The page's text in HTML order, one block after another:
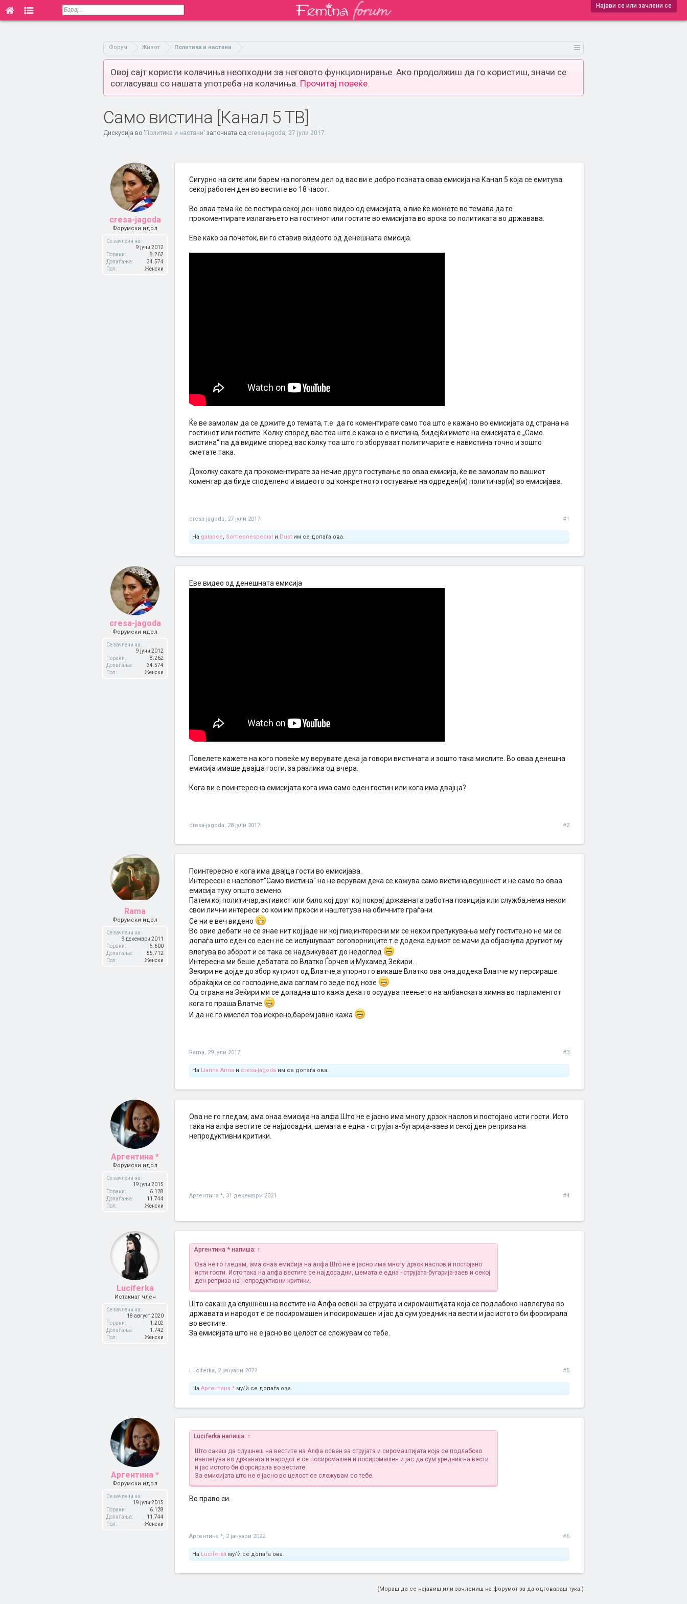
Најави се или зачлени се
Форум Живот Политика и настани
Овој сајт користи колачиња неопходни за неговото функционирање. Ако продолжиш да го користиш, значи се
согласуваш со нашата употреба на колачиња. Прочитај повеќе.
Само вистина [Канал 5 ТВ]
Дискусија во ' Политика и настани' започната од cresa-jagoda, 27 јули 2017.
cresa-jagoda
Форумски идол
Се зачлени на:
9 јуни 2012
Пораки:
8.262
Допаѓања:
34.574
Пол:
Женски
Сигурно на сите или барем на поголем дел од вас ви е добро позната оваа емисија на Канал 5 која се емитува
секој работен ден во вестите во 18 часот.
Во оваа тема ќе се постира секој ден ново видео од емисијата, а вие ќе можете во темава да го
прокоментирате излагањето на гостинот или гостите во емисијата во врска со политиката во државава.
Еве како за почеток, ви го ставив видеото од денешната емисија.
Ќе ве замолам да се држите до темата, т.е. да го коментирате само тоа што е кажано во емисијата од страна на
гостинот или гостите. Колку според вас тоа што е кажано е вистина, бидејќи името на емисијата е „Само
вистина“ па да видиме според вас колку тоа што го зборуваат политичарите е навистина точно и зошто
сметате така.
Доколку сакате да прокоментирате за нечие друго гостување во оваа емисија, ќе ве замолам во вашиот
коментар да биде споделено и видеото од конкретното гостување на одреден(и) политичар(и) во емисијава.
cresa-jagoda, 27 јули 2017 #1
На galapce, Someonespecial и Dust им се допаѓа ова.
cresa-jagoda
Форумски идол
Се зачлени на:
9 јуни 2012
Пораки:
8.262
Допаѓања:
34.574
Пол:
Женски
Еве видео од денешната емисија
Повелете кажете на кого повеќе му верувате дека ја говори вистината и зошто така мислите. Во оваа денешна
емисија имаше двајца гости, за разлика од вчера.
Кога ви е поинтересна емисијата кога има само еден гостин или кога има двајца?
cresa-jagoda, 28 јули 2017 #2
Rama
Форумски идол
Се зачлени на:
9 декември 2011
Пораки:
5.600
Допаѓања:
55.712
Пол:
Женски
Поинтересно е кога има двајца гости во емисијава.
Интересен е насловот"Само вистина" но не верувам дека се кажува само вистина,всушност и не само во оваа
емисија туку општо земено.
Патем кој политичар,активист или било кој друг кој покрај државната работна позиција или служба,нема некои
свои лични интереси со кои им пркоси и наштетува на обичните граѓани.
Се ни е веч видено
Во овие дебати не се знае нит кој јаде ни кој пие,интересни ми се некои препукувања меѓу гостите,но не ми се
допаѓа што еден со еден не се ислушуваат соговорниците т.е додека едниот се мачи да објаснува другиот му
влегува во зборот и се така се надвикуваат до недоглед
Интересна ми беше дебатата со Влатко Ѓорчев и Мухамед Зеќири.
Зекири не дојде до збор кутриот од Влатче,а упорно го викаше Влатко ова она,додека Влатче му персираше
обраќајки се со господине,ама саглам го зеде под нозе
Од страна на Зеќири ми се допадна што кажа дека го осудува пеењето на албанската химна во парламентот
кога го праша Влатче
И да не го мислел тоа искрено,барем јавно кажа
Rama, 29 јули 2017 #3
На Lianna Anna и cresa-jagoda им се допаѓа ова.
Аргентина *
Форумски идол
Се зачлени на:
19 јули 2015
Пораки:
6.128
Допаѓања:
11.744
Пол:
Женски
Ова не го гледам, ама онаа емисија на алфа Што не е јасно има многу дрзок наслов и постојано исти гости. Исто
така на алфа вестите се најдосадни, шемата е една - струјата-бугарија-заев и секој ден реприза на
непродуктивни критики.
Аргентина *, 31 декември 2021 #4
Luciferka
Истакнат член
Се зачлени на:
18 август 2020
Пораки:
1.202
Допаѓања:
1.742
Пол:
Женски
Аргентина * напиша: ↑
Ова не го гледам, ама онаа емисија на алфа Што не е јасно има многу дрзок наслов и постојано
исти гости. Исто така на алфа вестите се најдосадни, шемата е една - струјата-бугарија-заев и секој
ден реприза на непродуктивни критики.
Што сакаш да слушнеш на вестите на Алфа освен за струјата и сиромаштијата која се подлабоко навлегува во
државата и народот е се посиромашен и посиромашен и јас да сум уредник на вести и јас истото би форсирала
во вестите.
За емисијата што не е јасно во целост се сложувам со тебе.
Luciferka, 2 јануари 2022 #5
На Аргентина * му/ѝ се допаѓа ова.
Аргентина *
Форумски идол
Се зачлени на:
19 јули 2015
Пораки:
6.128
Допаѓања:
11.744
Пол:
Женски
Luciferka напиша: ↑
Што сакаш да слушнеш на вестите на Алфа освен за струјата и сиромаштијата која се подлабоко
навлегува во државата и народот е се посиромашен и посиромашен и јас да сум уредник на вести
и јас истото би форсирала во вестите.
За емисијата што не е јасно во целост се сложувам со тебе.
Во право си.
Аргентина *, 2 јануари 2022 #6
На Luciferka му/ѝ се допаѓа ова.
(Мораш да се најавиш или зачлениш на форумот за да одговараш тука.)